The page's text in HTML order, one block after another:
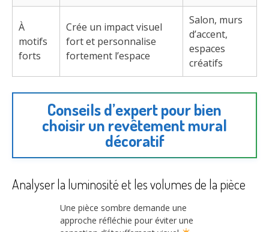
À
motifs
forts
Crée un impact visuel
fort et personnalise
fortement l’espace
Salon, murs
d’accent,
espaces
créatifs
Conseils d’expert pour bien
choisir un revêtement mural
décoratif
Analyser la luminosité et les volumes de la pièce
Une pièce sombre demande une
approche réfléchie pour éviter une